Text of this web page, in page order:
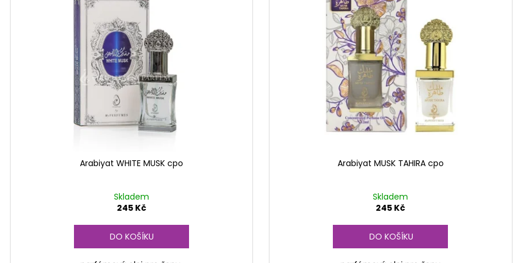
Arabiyat WHITE MUSK cpo
Skladem
245 Kč
DO KOŠÍKU
Arabiyat MUSK TAHIRA cpo
Skladem
245 Kč
DO KOŠÍKU